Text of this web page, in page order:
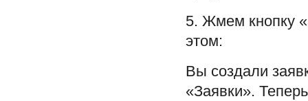
5. Жмем кнопку
этом:
Вы создали
«Заявки».